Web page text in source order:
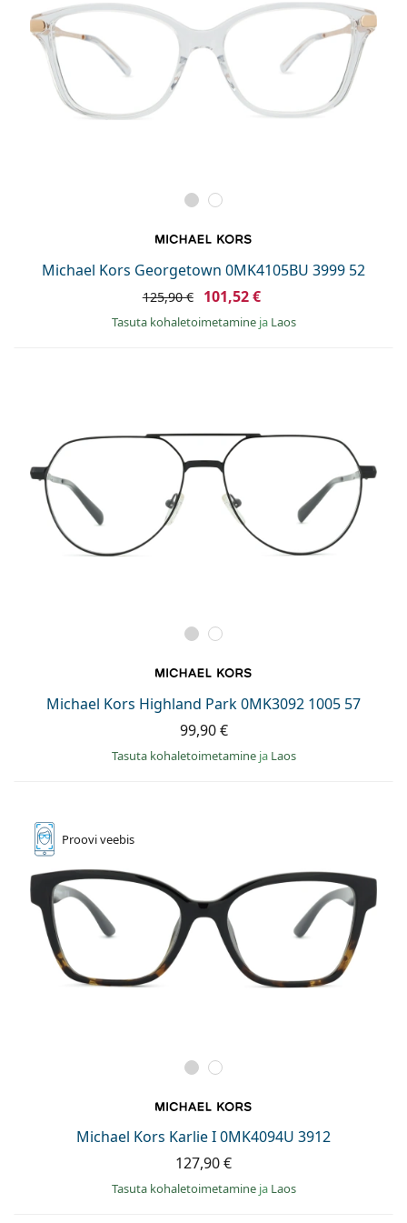
Michael Kors Georgetown 0MK4105BU 3999 52
125,90 € 101,52 €
Tasuta kohaletoimetamine ja Laos
Michael Kors Highland Park 0MK3092 1005 57
99,90 €
Tasuta kohaletoimetamine ja Laos
Prooviveebis
Michael Kors Karlie I 0MK4094U 3912
127,90 €
Tasuta kohaletoimetamine ja Laos